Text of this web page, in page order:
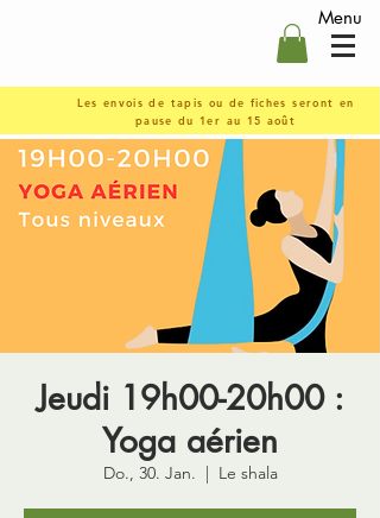
Menu
Les envois de tapis ou de fiches seront en
pause du 1er au 15 août
Jeudi 19h00-20h00 :
Yoga aérien
Do., 30. Jan.
  |
Le shala